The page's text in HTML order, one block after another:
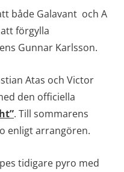
både Galavant och A
förgylla
Gunnar Karlsson.
Atas och Victor
den officiella
. Till sommarens
enligt arrangören.
tidigare pyro med